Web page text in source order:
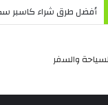
لماذا يفضل المستخدمون